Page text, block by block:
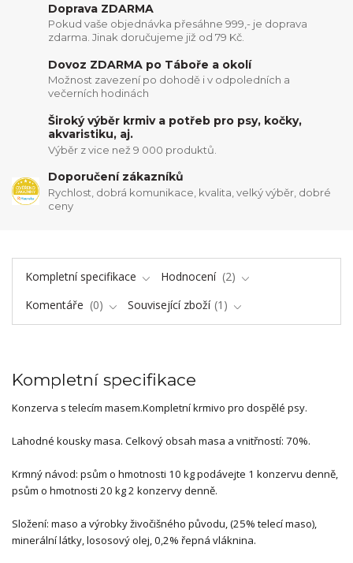
Doprava ZDARMA
Pokud vaše objednávka přesáhne 999,- je doprava
zdarma. Jinak doručujeme již od 79 Kč.
Dovoz ZDARMA po Táboře a okolí
Možnost zavezení po dohodě i v odpoledních a
večerních hodinách
Široký výběr krmiv a potřeb pro psy, kočky,
akvaristiku, aj.
Výběr z vice než 9 000 produktů.
Doporučení zákazníků
Rychlost, dobrá komunikace, kvalita, velký výběr, dobré
ceny
Kompletní specifikace Hodnocení
2
Komentáře
0 Související zboží 1
Kompletní specifikace
Konzerva s telecím masem.Kompletní krmivo pro dospělé psy.
Lahodné kousky masa. Celkový obsah masa a vnitřností: 70%.
Krmný návod: psům o hmotnosti 10 kg podávejte 1 konzervu denně,
psům o hmotnosti 20 kg 2 konzervy denně.
Složení: maso a výrobky živočišného původu, (25% telecí maso),
minerální látky, lososový olej, 0,2% řepná vláknina.